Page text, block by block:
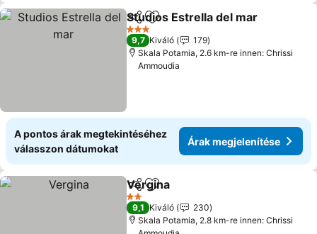
Megosztás
Hozzáadás a kedvencekhez
Studios Estrella del mar
3 Kategória
9,7 Kiváló
179
Skala Potamia, 2.6 km-re innen: Chrissi
Ammoudia
A pontos árak megtekintéséhez
válasszon dátumokat
Árak megjelenítése
MegosztásHozzáadás a kedvencekhez
Vergina
2 Kategória
9,1 Kiváló
230
Skala Potamia, 2.8 km-re innen: Chrissi